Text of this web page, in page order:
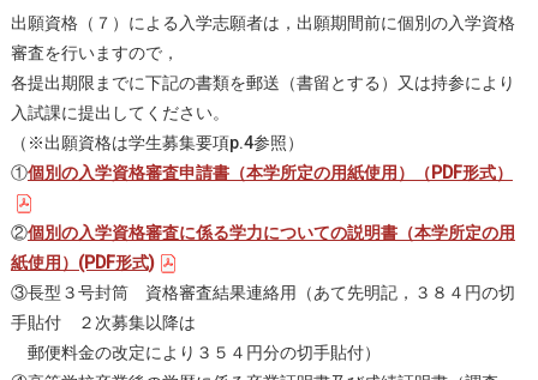
出願資格（７）による入学志願者は，出願期間前に個別の入学資格
審査を行いますので，
各提出期限までに下記の書類を郵送（書留とする）又は持参により
入試課に提出してください。
（※出願資格は学生募集要項p.4参照）
①個別の入学資格審査申請書（本学所定の用紙使用）（PDF形式）
②個別の入学資格審査に係る学力についての説明書（本学所定の用
紙使用）(PDF形式)
③長型３号封筒 資格審査結果連絡用（あて先明記，３８４円の切
手貼付 ２次募集以降は
郵便料金の改定により３５４円分の切手貼付）